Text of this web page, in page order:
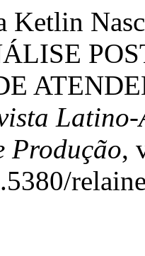
Ketlin
Produção,